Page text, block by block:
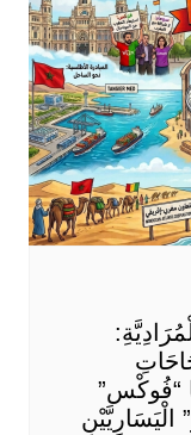
“فُوكْس”
الْيَسَارِيَّيْنِ